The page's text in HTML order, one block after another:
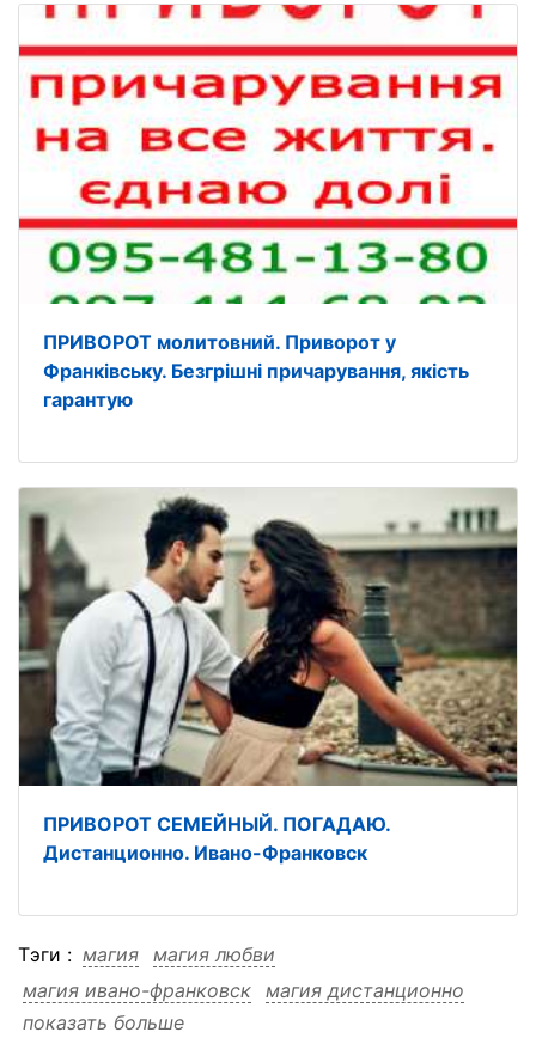
ПРИВОРОТ молитовний. Приворот у
Франківську. Безгрішні причарування, якість
гарантую
ПРИВОРОТ СЕМЕЙНЫЙ. ПОГАДАЮ.
Дистанционно. Ивано-Франковск
Тэги : магия магия любви
магия ивано-франковск магия дистанционно
магия дистанционно любви
показать больше